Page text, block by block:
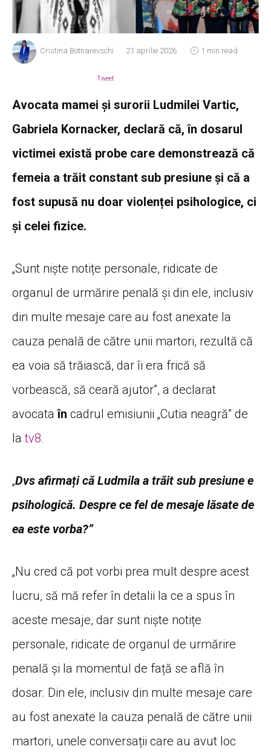
Cristina Botnarevschi 21 aprilie 2026 1 min read
Tweet
Avocata mamei și surorii Ludmilei Vartic,
Gabriela Kornacker, declară că, în dosarul
victimei există probe care demonstrează că
femeia a trăit constant sub presiune și că a
fost supusă nu doar violenței psihologice, ci
și celei fizice.
„Sunt niște notițe personale, ridicate de
organul de urmărire penală și din ele, inclusiv
din multe mesaje care au fost anexate la
cauza penală de către unii martori, rezultă că
ea voia să trăiască, dar îi era frică să
vorbească, să ceară ajutor”, a declarat
avocataîn cadrul emisiunii „Cutia neagră” de
la tv8.
„Dvs afirmați că Ludmila a trăit sub presiune e
psihologică. Despre ce fel de mesaje lăsate de
ea este vorba?”
„Nu cred că pot vorbi prea mult despre acest
lucru, să mă refer în detalii la ce a spus în
aceste mesaje, dar sunt niște notițe
personale, ridicate de organul de urmărire
penală și la momentul de față se află în
dosar. Din ele, inclusiv din multe mesaje care
au fost anexate la cauza penală de către unii
martori, unele conversații care au avut loc